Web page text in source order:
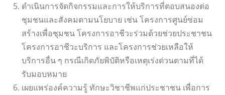
ดำเนินการจัดกิจกรรมและการให้บริการที่ตอบสนองต่อ
ชุมชนและสังคมตามนโยบาย เช่น โครงการศูนย์ซ่อม
สร้างเพื่อชุมชน โครงการอาชีวะร่วมด้วยช่วยประชาชน
โครงการอาชีวะบริการ และโครงการช่วยเหลือให้
บริการอื่น ๆ กรณีเกิดภัยพิบัติหรือเหตุเร่งด่วนตามที่ได้
รับมอบหมาย
เผยแพร่องค์ความรู้ ทักษะวิชาชีพแก่ประชาชน เพื่อการ